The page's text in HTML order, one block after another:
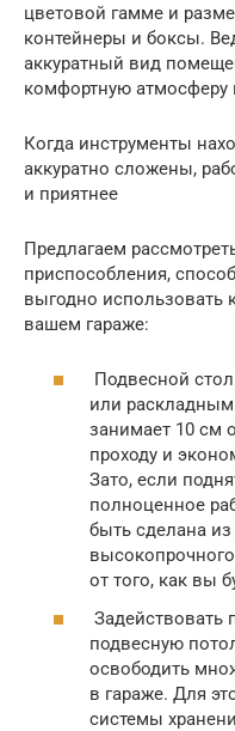
цветовой гамме и
контейнеры и боксы.
аккуратный вид
комфортную атмосферу
Когда инструменты
аккуратно сложены,
и приятнее
Предлагаем
приспособления,
выгодно использовать
вашем гараже:
Подвесной
или
занимает 10 см
проходу и
Зато, если
полноценное
быть сделана
от того, как вы
Задействовать
подвесную
освободить
в гараже. Для
системы